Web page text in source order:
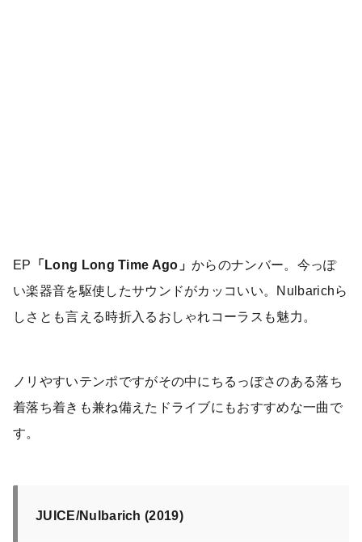
EP 「Long Long Time Ago」からのナンバー。今っぽ
い楽器音を駆使したサウンドがカッコいい。Nulbarichら
しさとも言える時折入るおしゃれコーラスも魅力。
ノリやすいテンポですがその中にちるっぽさのある落ち
着落ち着きも兼ね備えたドライブにもおすすめな一曲で
す。
JUICE/Nulbarich (2019)